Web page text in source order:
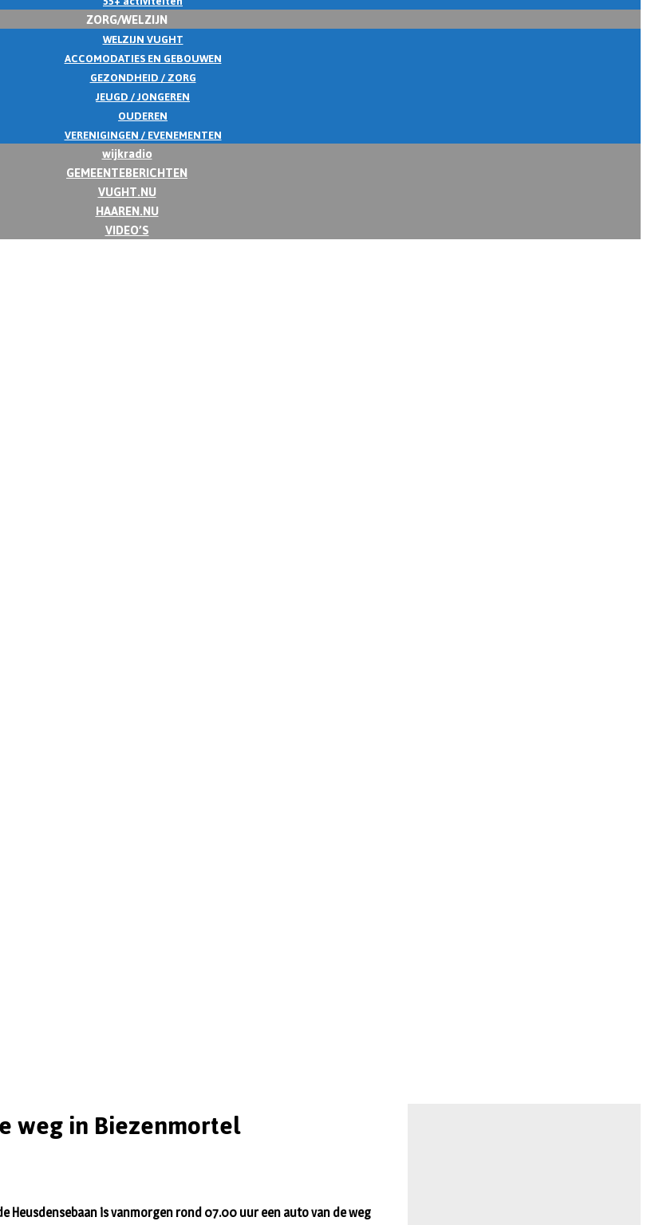
ZORG/WELZIJN
WELZIJN VUGHT
ACCOMODATIES EN GEBOUWEN
GEZONDHEID / ZORG
JEUGD / JONGEREN
OUDEREN
VERENIGINGEN / EVENEMENTEN
wijkradio
GEMEENTEBERICHTEN
VUGHT.NU
HAAREN.NU
VIDEO’S
weg in Biezenmortel
de Heusdensebaan is vanmorgen rond 07.00 uur een auto van de weg